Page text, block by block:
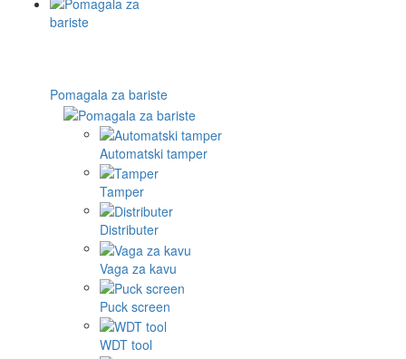
Pomagala za bariste
Automatski tamper
Tamper
Distributer
Vaga za kavu
Puck screen
WDT tool